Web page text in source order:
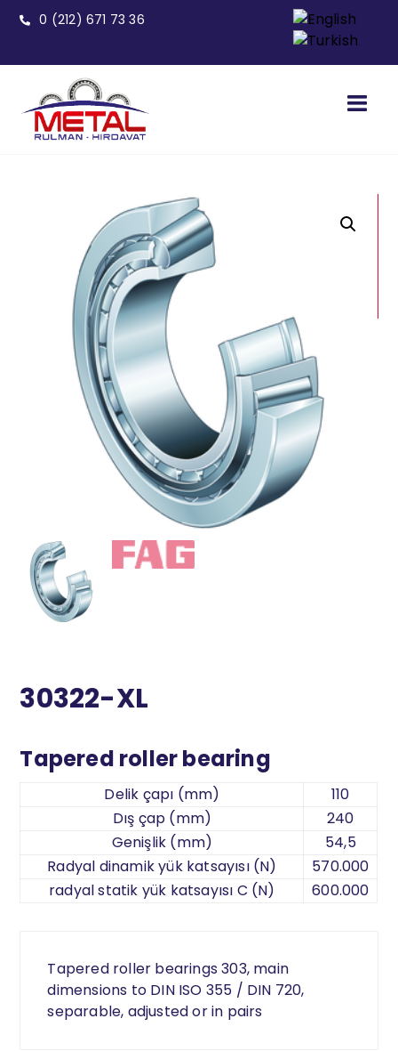
0 (212) 671 73 36
30322-XL
Tapered roller bearing
Delik çapı (mm)
110
Dış çap (mm)
240
Genişlik (mm)
54,5
Radyal dinamik yük katsayısı (N)
570.000
radyal statik yük katsayısı C (N)
600.000
Tapered roller bearings 303, main
dimensions to DIN ISO 355 / DIN 720,
separable, adjusted or in pairs